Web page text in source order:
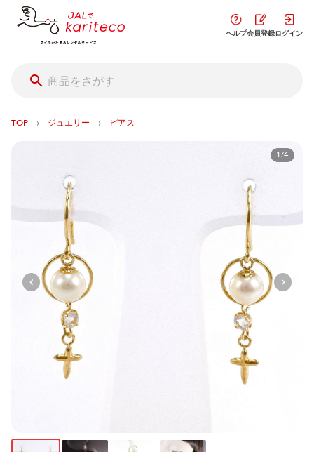
ヘルプ会員登録ログイン
TOP › ジュエリー › ピアス
1/4